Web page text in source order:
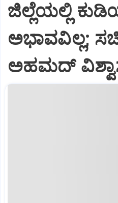
ಜಿಲ್ಲೆಯಲ್ಲಿ
ಅಭಾವವಿಲ್ಲ;
ಅಹಮದ್